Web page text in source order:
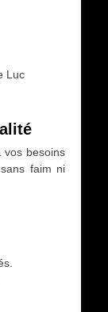
Luc
vos besoins
faim ni